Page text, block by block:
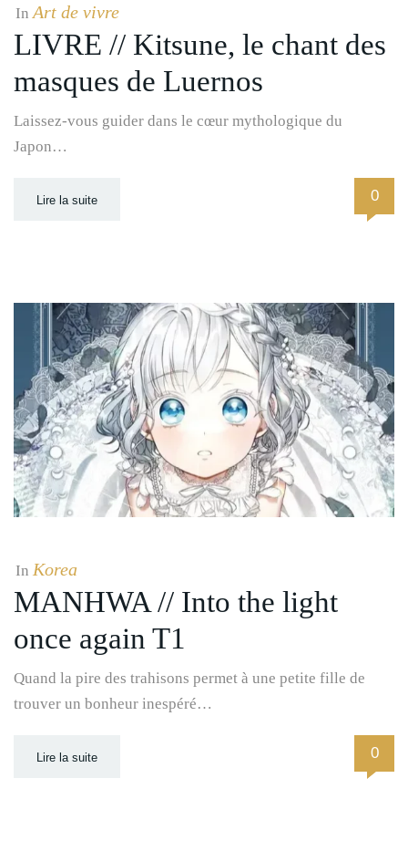
In Art de vivre
LIVRE // Kitsune, le chant des
masques de Luernos
Laissez-vous guider dans le cœur mythologique du
Japon…
Lire la suite 0
In Korea
MANHWA // Into the light
once again T1
Quand la pire des trahisons permet à une petite fille de
trouver un bonheur inespéré…
Lire la suite 0